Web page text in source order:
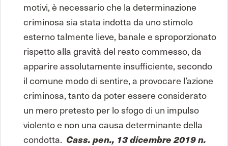
motivi, è necessario che la determinazione
criminosa sia stata indotta da uno stimolo
esterno talmente lieve, banale e sproporzionato
rispetto alla gravità del reato commesso, da
apparire assolutamente insufficiente, secondo
il comune modo di sentire, a provocare l’azione
criminosa, tanto da poter essere considerato
un mero pretesto per lo sfogo di un impulso
violento e non una causa determinante della
condotta. Cass. pen., 13 dicembre 2019 n.